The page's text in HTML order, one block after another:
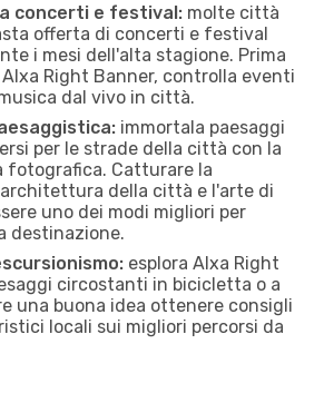
concerti e festival: molte città
offerta di concerti e festival
i mesi dell'alta stagione. Prima
Right Banner, controlla eventi
dal vivo in città.
immortala paesaggi
per le strade della città con la
fotografica. Catturare la
della città e l'arte di
uno dei modi migliori per
destinazione.
esplora Alxa Right
circostanti in bicicletta o a
una buona idea ottenere consigli
locali sui migliori percorsi da